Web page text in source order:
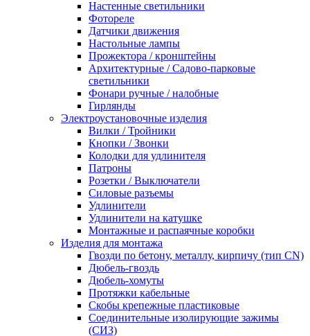
Настенные светильники
Фотореле
Датчики движения
Настольные лампы
Прожектора / кронштейны
Архитектурные / Садово-парковые
светильники
Фонари ручные / налобные
Гирлянды
Электроустановочные изделия
Вилки / Тройники
Кнопки / Звонки
Колодки для удлинителя
Патроны
Розетки / Выключатели
Силовые разъемы
Удлинители
Удлинители на катушке
Монтажные и распаячные коробки
Изделия для монтажа
Гвозди по бетону, металлу, кирпичу (тип CN)
Дюбель-гвоздь
Дюбель-хомуты
Протяжки кабельные
Скобы крепежные пластиковые
Соединительные изолирующие зажимы
(СИЗ)